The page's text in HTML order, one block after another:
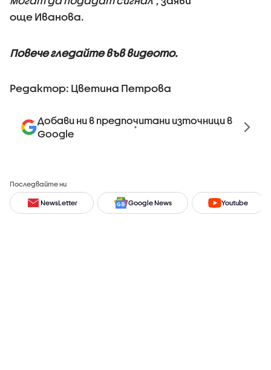
още Иванова.
Повече гледайте във видеото.
Редактор: Цветина Петрова
Добави ни в предпочитани източници в
Google
Последвайте ни
NewsLetter Google News Youtube